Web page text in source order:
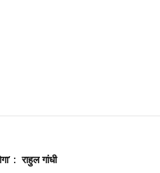
: राहुल गांधी